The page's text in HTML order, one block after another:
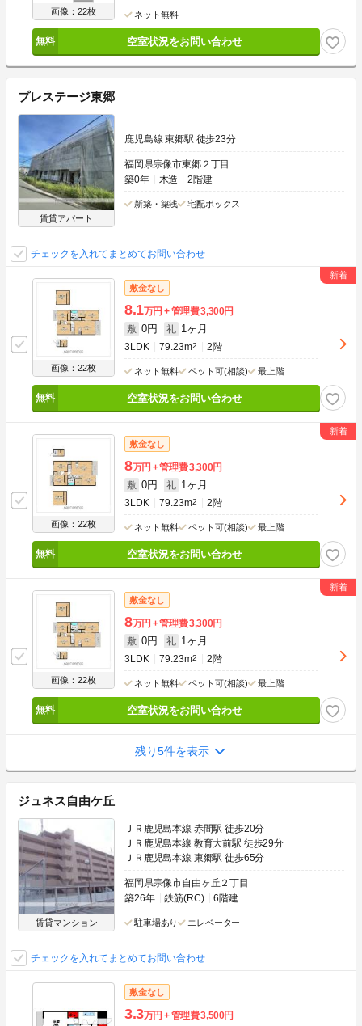
画像：22枚 ネット無料
空室状況をお問い合わせ
プレステージ東郷
賃貸アパート
鹿児島線 東郷駅 徒歩23分
福岡県宗像市東郷２丁目
築0年
木造 2階建
新築・築浅 宅配ボックス
チェックを入れてまとめてお問い合わせ
画像：22枚
敷金なし
8.1万円 管理費3,300円
敷 0円 礼 1ヶ月
3LDK 79.23m2 2階
ネット無料 ペット可(相談) 最上階
空室状況をお問い合わせ
画像：22枚
敷金なし
8万円 管理費3,300円
敷 0円 礼 1ヶ月
3LDK 79.23m2 2階
ネット無料 ペット可(相談) 最上階
空室状況をお問い合わせ
画像：22枚
敷金なし
8万円 管理費3,300円
敷 0円 礼 1ヶ月
3LDK 79.23m2 2階
ネット無料 ペット可(相談) 最上階
空室状況をお問い合わせ
残り5件を表示
ジュネス自由ケ丘
賃貸マンション
ＪＲ鹿児島本線 赤間駅 徒歩20分
ＪＲ鹿児島本線 教育大前駅 徒歩29分
ＪＲ鹿児島本線 東郷駅 徒歩65分
福岡県宗像市自由ヶ丘２丁目
築26年
鉄筋(RC) 6階建
駐車場あり エレベーター
チェックを入れてまとめてお問い合わせ
敷金なし
3.3万円 管理費3,500円